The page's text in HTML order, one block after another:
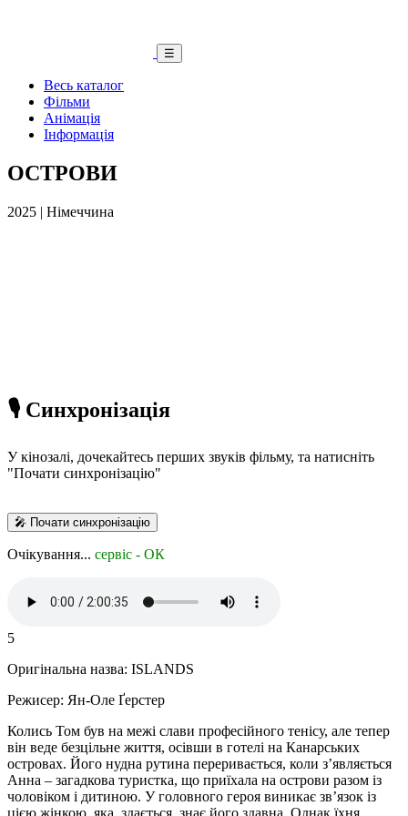
☰
Весь каталог
Фільми
Анімація
Інформація
ОСТРОВИ
2025 | Німеччина
🎙️ Синхронізація
У кінозалі, дочекайтесь перших звуків фільму, та натисніть
"Почати синхронізацію"
🎤 Почати синхронізацію
Очікування... сервіс - ОК
5
Оригінальна назва: ISLANDS
Режисер: Ян-Оле Ґерстер
Колись Том був на межі слави професійного тенісу, але тепер
він веде безцільне життя, осівши в готелі на Канарських
островах. Його нудна рутина переривається, коли з’являється
Анна – загадкова туристка, що приїхала на острови разом із
чоловіком і дитиною. У головного героя виникає зв’язок із
цією жінкою, яка, здається, знає його здавна. Однак їхня